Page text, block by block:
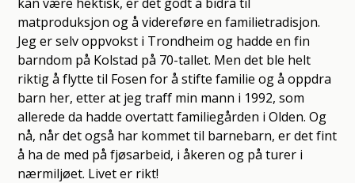
matproduksjon og å videreføre en familietradisjon.
Jeg er selv oppvokst i Trondheim og hadde en fin
barndom på Kolstad på 70-tallet. Men det ble helt
riktig å flytte til Fosen for å stifte familie og å oppdra
barn her, etter at jeg traff min mann i 1992, som
allerede da hadde overtatt familiegården i Olden. Og
nå, når det også har kommet til barnebarn, er det fint
å ha de med på fjøsarbeid, i åkeren og på turer i
nærmiljøet. Livet er rikt!